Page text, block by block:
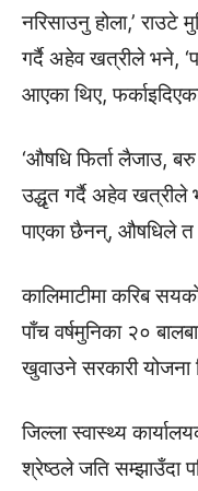
नरिसाउनु होला,’ राउटे
गर्दै अहेव खत्रीले भने,
आएका थिए,
‘औषधि फिर्ता लैजाउ,
उद्धृत गर्दै अहेव खत्रीले
पाएका छैनन्, औषधिले त
कालिमाटीमा करिब
पाँच वर्षमुनिका २०
खुवाउने सरकारी योजना
जिल्ला स्वास्थ्य
श्रेष्ठले जति सम्झाउँदा